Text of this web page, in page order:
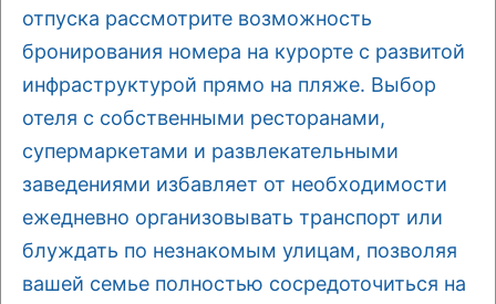
отпуска рассмотрите возможность
бронирования номера на курорте с развитой
инфраструктурой прямо на пляже. Выбор
отеля с собственными ресторанами,
супермаркетами и развлекательными
заведениями избавляет от необходимости
ежедневно организовывать транспорт или
блуждать по незнакомым улицам, позволяя
вашей семье полностью сосредоточиться на